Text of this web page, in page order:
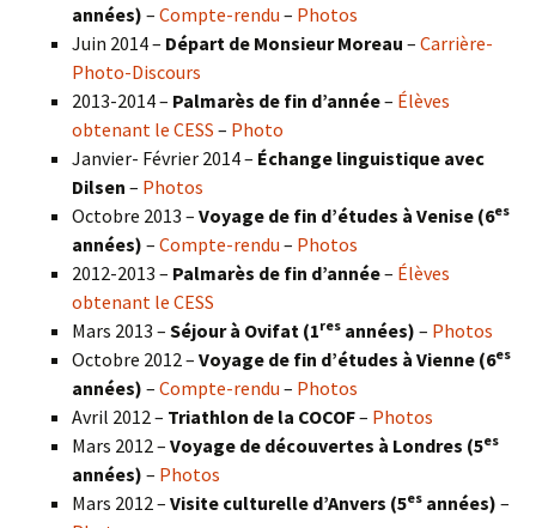
années) – Compte-rendu – Photos
Juin 2014 – Départ de Monsieur Moreau – Carrière-
Photo-Discours
2013-2014 – Palmarès de fin d’année– Élèves
obtenant le CESS – Photo
Janvier- Février 2014 – Échange linguistique avec
Dilsen – Photos
Octobre 2013 – Voyage de fin d’études à Venise (6es
années) – Compte-rendu – Photos
2012-2013 – Palmarès de fin d’année– Élèves
obtenant le CESS
Mars 2013 – Séjour à Ovifat (1res années) – Photos
Octobre 2012 – Voyage de fin d’études à Vienne (6es
années) – Compte-rendu – Photos
Avril 2012 – Triathlon de la COCOF– Photos
Mars 2012 – Voyage de découvertes à Londres (5es
années) – Photos
Mars 2012 – Visite culturelle d’Anvers (5es années) –